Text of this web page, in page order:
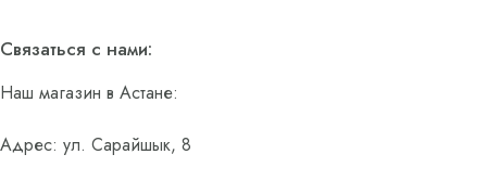
Связаться с нами:
Наш магазин в Астане:
Адрес: ул. Сарайшык, 8